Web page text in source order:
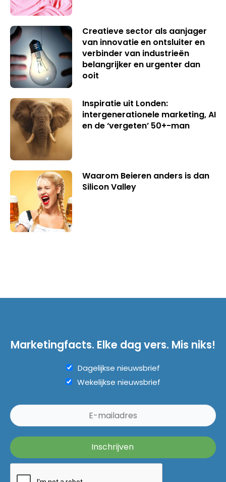
Creatieve sector als aanjager
van innovatie en ontsluiter en
verbinder van industrieën
belangrijker en urgenter dan
ooit
Inspiratie uit Londen:
intergenerationele marketing, AI
en de ‘vergeten’ 50+-man
Waarom Beieren anders is dan
Silicon Valley
Marketingfacts. Elke dag vers. Mis niks!
Dagelijkse nieuwsbrief
Wekelijkse nieuwsbrief